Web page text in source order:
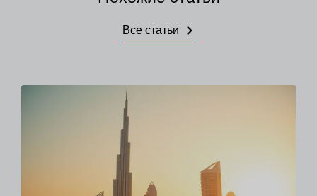
Все статьи